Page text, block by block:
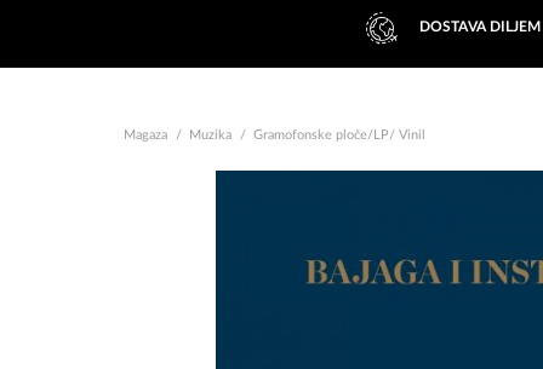
DOSTAVA
Magaza Muzika Gramofonske ploče/LP/ Vinil